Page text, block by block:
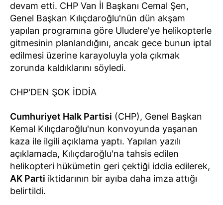
devam etti. CHP Van İl Başkanı Cemal Şen,
Genel Başkan Kılıçdaroğlu'nün dün akşam
yapılan programına göre Uludere'ye helikopterle
gitmesinin planlandığını, ancak gece bunun iptal
edilmesi üzerine karayoluyla yola çıkmak
zorunda kaldıklarını söyledi.
CHP'DEN ŞOK İDDİA
Cumhuriyet Halk Partisi (CHP), Genel Başkan
Kemal Kılıçdaroğlu'nun konvoyunda yaşanan
kaza ile ilgili açıklama yaptı. Yapılan yazılı
açıklamada, Kılıçdaroğlu'na tahsis edilen
helikopteri hükümetin geri çektiği iddia edilerek,
AK Parti iktidarının bir ayıba daha imza attığı
belirtildi.